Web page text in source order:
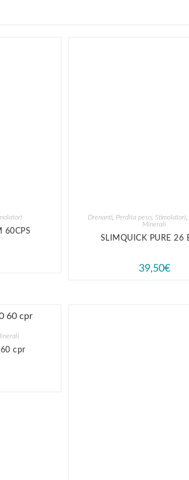
60CPS
Drenanti Perdita peso Stimolatori
Minerali
SLIMQUICK PURE 26
39,50€
cpr